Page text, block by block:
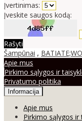
Įvertinimas:
Įveskite saugos kodą:
Rašyti
Šampūnai ,
Apie mus
Pirkimo sąlygos ir
Privatumo politika
Informacija
Apie mus
Pirkimo sąlygos ir